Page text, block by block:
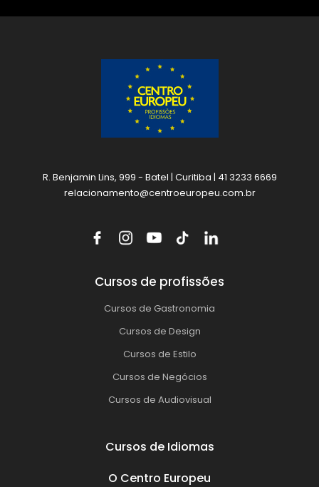
R. Benjamin Lins, 999 - Batel | Curitiba | 41 3233 6669
relacionamento@centroeuropeu.com.br
Cursos de profissões
Cursos de Gastronomia
Cursos de Design
Cursos de Estilo
Cursos de Negócios
Cursos de Audiovisual
Cursos de Idiomas
O Centro Europeu